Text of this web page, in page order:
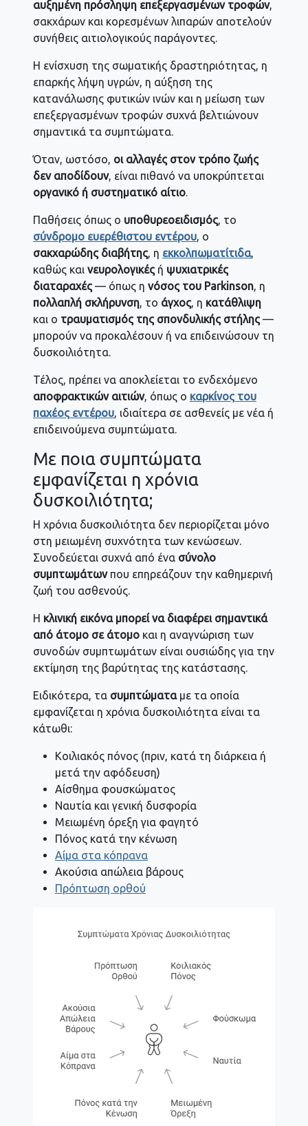
αυξημένη πρόσληψη επεξεργασμένων τροφών,
σακχάρων και κορεσμένων λιπαρών αποτελούν
συνήθεις αιτιολογικούς παράγοντες.
Η ενίσχυση της σωματικής δραστηριότητας, η
επαρκής λήψη υγρών, η αύξηση της
κατανάλωσης φυτικών ινών και η μείωση των
επεξεργασμένων τροφών συχνά βελτιώνουν
σημαντικά τα συμπτώματα.
Όταν, ωστόσο, οι αλλαγές στον τρόπο ζωής
δεν αποδίδουν, είναι πιθανό να υποκρύπτεται
οργανικό ή συστηματικό αίτιο.
Παθήσεις όπως ο υποθυρεοειδισμός, το
σύνδρομο ευερέθιστου εντέρου, ο
σακχαρώδης διαβήτης, η εκκολπωματίτιδα,
καθώς και νευρολογικές ή ψυχιατρικές
διαταραχές — όπως η νόσος του Parkinson, η
πολλαπλή σκλήρυνση, το άγχος, η κατάθλιψη
και ο τραυματισμός της σπονδυλικής στήλης —
μπορούν να προκαλέσουν ή να επιδεινώσουν τη
δυσκοιλιότητα.
Τέλος, πρέπει να αποκλείεται το ενδεχόμενο
αποφρακτικών αιτιών, όπως ο καρκίνος του
παχέος εντέρου, ιδιαίτερα σε ασθενείς με νέα ή
επιδεινούμενα συμπτώματα.
Με ποια συμπτώματα
εμφανίζεται η χρόνια
δυσκοιλιότητα;
Η χρόνια δυσκοιλιότητα δεν περιορίζεται μόνο
στη μειωμένη συχνότητα των κενώσεων.
Συνοδεύεται συχνά από ένα σύνολο
συμπτωμάτωνπου επηρεάζουν την καθημερινή
ζωή του ασθενούς.
Η κλινική εικόνα μπορεί να διαφέρει σημαντικά
από άτομο σε άτομο και η αναγνώριση των
συνοδών συμπτωμάτων είναι ουσιώδης για την
εκτίμηση της βαρύτητας της κατάστασης.
Ειδικότερα, τα συμπτώματαμε τα οποία
εμφανίζεται η χρόνια δυσκοιλιότητα είναι τα
κάτωθι:
Κοιλιακός πόνος (πριν, κατά τη διάρκεια ή
μετά την αφόδευση)
Αίσθημα φουσκώματος
Ναυτία και γενική δυσφορία
Μειωμένη όρεξη για φαγητό
Πόνος κατά την κένωση
Αίμα στα κόπρανα
Ακούσια απώλεια βάρους
Πρόπτωση ορθού